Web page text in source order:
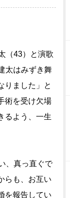
（43）と演歌
太はみずき舞
りました」と
術を受け欠場
るよう、一生
、真っ直ぐで
らも、お互い
を報告してい